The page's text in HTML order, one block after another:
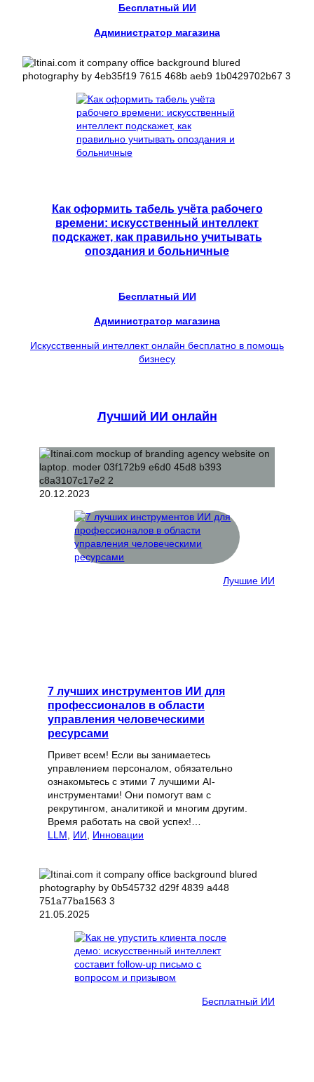
Бесплатный ИИ
Администратор магазина
Как оформить табель учёта рабочего
времени: искусственный интеллект
подскажет, как правильно учитывать
опоздания и больничные
Бесплатный ИИ
Администратор магазина
Искусственный интеллект онлайн бесплатно в помощь
бизнесу
Лучший ИИ онлайн
20.12.2023
Лучшие ИИ
7 лучших инструментов ИИ для
профессионалов в области
управления человеческими
ресурсами
Привет всем! Если вы занимаетесь
управлением персоналом, обязательно
ознакомьтесь с этими 7 лучшими AI-
инструментами! Они помогут вам с
рекрутингом, аналитикой и многим другим.
Время работать на свой успех!…
LLM
ИИ Инновации
21.05.2025
Бесплатный ИИ